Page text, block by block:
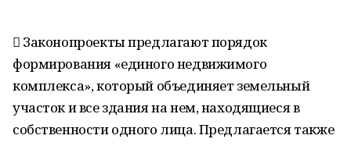
 Законопроекты предлагают порядок
формирования «единого недвижимого
комплекса», который объединяет земельный
участок и все здания на нем, находящиеся в
собственности одного лица. Предлагается также